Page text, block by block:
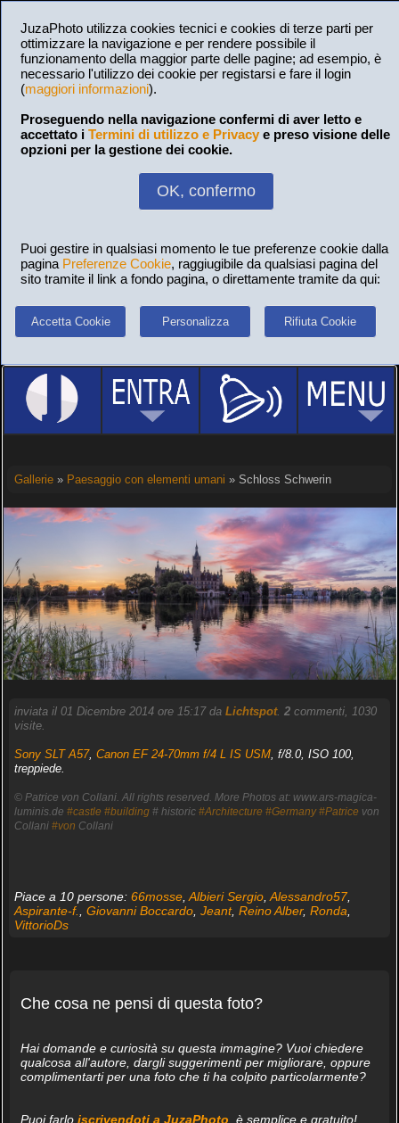
JuzaPhoto utilizza cookies tecnici e cookies di terze parti per
ottimizzare la navigazione e per rendere possibile il
funzionamento della maggior parte delle pagine; ad esempio, è
necessario l'utilizzo dei cookie per registarsi e fare il login
(maggiori informazioni).
Proseguendo nella navigazione confermi di aver letto e
accettato i Termini di utilizzo e Privacy e preso visione delle
opzioni per la gestione dei cookie.
OK, confermo
Puoi gestire in qualsiasi momento le tue preferenze cookie dalla
pagina Preferenze Cookie, raggiugibile da qualsiasi pagina del
sito tramite il link a fondo pagina, o direttamente tramite da qui:
Accetta Cookie Personalizza Rifiuta Cookie
Gallerie» Paesaggio con elementi umani » Schloss Schwerin
inviata il 01 Dicembre 2014 ore 15:17 da Lichtspot. 2commenti, 1030
visite.
Sony SLT A57, Canon EF 24-70mm f/4 L IS USM, f/8.0, ISO 100,
treppiede.
© Patrice von Collani. All rights reserved. More Photos at: www.ars-magica-
luminis.de #castle #building# historic #Architecture #Germany #Patrice von
Collani #von Collani
Piace a 10 persone: 66mosse, Albieri Sergio, Alessandro57,
Aspirante-f.
Giovanni Boccardo, Jeant, Reino Alber, Ronda
VittorioDs
Che cosa ne pensi di questa foto?
Hai domande e curiosità su questa immagine? Vuoi chiedere
qualcosa all'autore, dargli suggerimenti per migliorare, oppure
complimentarti per una foto che ti ha colpito particolarmente?
Puoi farlo iscrivendoti a JuzaPhoto , è semplice e gratuito!